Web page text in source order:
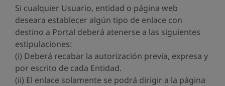
Si cualquier Usuario, entidad o página web
deseara establecer algún tipo de enlace con
destino a Portal deberá atenerse a las siguientes
estipulaciones:
(i) Deberá recabar la autorización previa, expresa y
por escrito de cada Entidad.
(ii) El enlace solamente se podrá dirigir a la página